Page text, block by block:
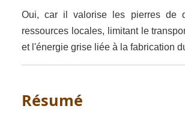
Oui, car il valorise les pierres de
ressources locales, limitant le
et l'énergie grise liée à la fabrication
Résumé